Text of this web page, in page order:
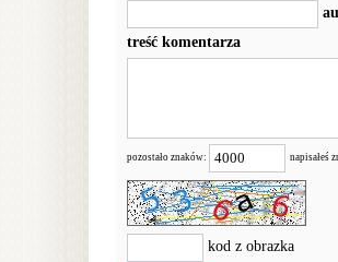
treść komentarza
pozostało znaków: napisałeś
kod z obrazka